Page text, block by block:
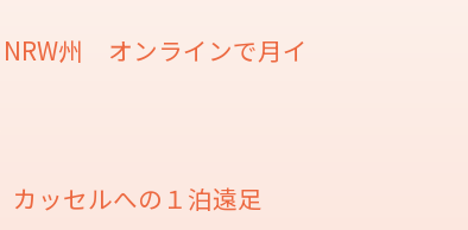
NRW州 オンラインで月イ
カッセルへの１泊遠足